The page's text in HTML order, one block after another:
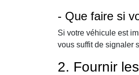
- Que faire si
Si votre véhicule est
vous suffit de signaler
2. Fournir